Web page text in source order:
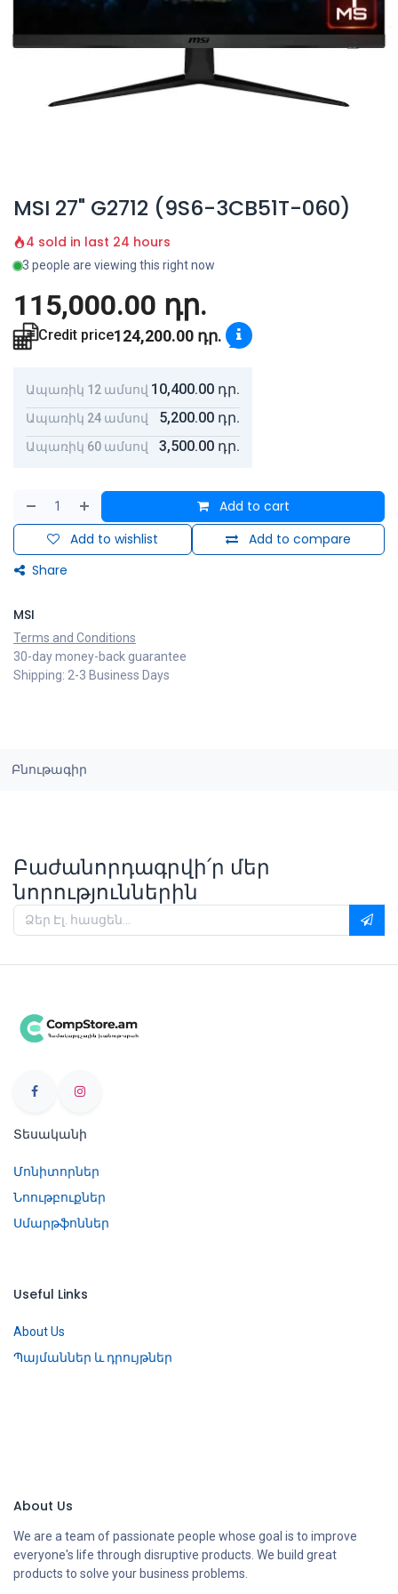
MSI 27" G2712 (9S6-3CB51T-060)
4 sold in last 24 hours
3 people are viewing this right now
115,000.00 դր.
Credit price124,200.00 դր.
Ապառիկ 12 ամսով 10,400.00 դր.
Ապառիկ 24 ամսով 5,200.00 դր.
Ապառիկ 60 ամսով 3,500.00 դր.
Add to cart
Add to compare
Add to wishlist
Share
MSI
Terms and Conditions
30-day money-back guarantee
Shipping: 2-3 Business Days
Բնութագիր
Բաժանորդագրվի՛ր մեր
նորություններին
Տեսականի
Մոնիտորներ
Նոութբուքներ
Սմարթֆոններ
Useful Links
About Us
Պայմաններ և դրույթներ
About Us
We are a team of passionate people whose goal is to improve
everyone's life through disruptive products. We build great
products to solve your business problems.